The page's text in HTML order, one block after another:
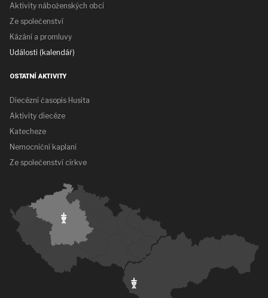
Aktivity náboženských obcí
Ze společenství
Kázání a promluvy
Události (kalendář)
OSTATNÍ AKTIVITY
Diecézní časopis Husita
Aktivity diecéze
Katecheze
Nemocniční kaplani
Ze společenství církve